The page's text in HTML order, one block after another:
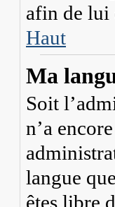
afin de lui
Haut
Ma
Soit
n’a
langue
êtes libre